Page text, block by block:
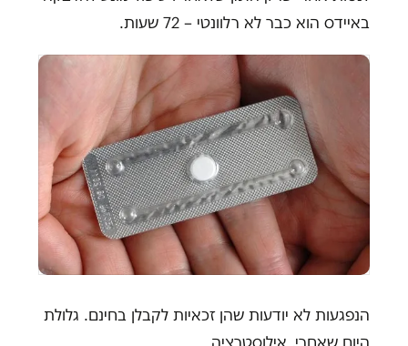
באיידס הוא כבר לא רלוונטי – 72 שעות.
הנפגעות לא יודעות שהן זכאיות לקבלן בחינם. גלולת